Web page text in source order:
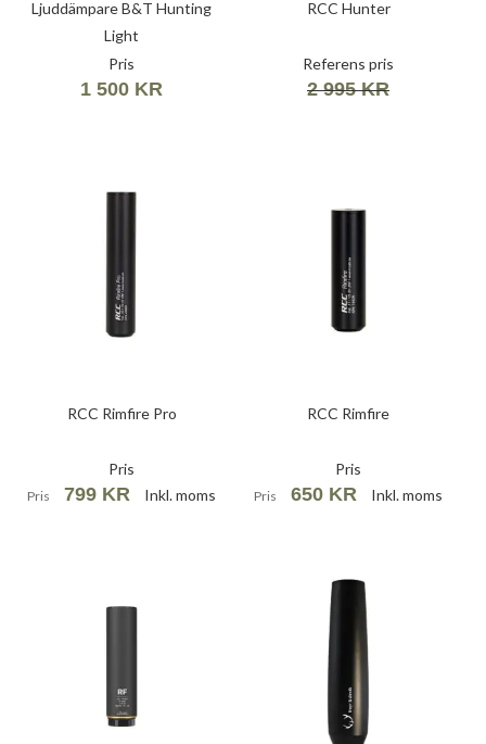
Ljuddämpare B&T Hunting
Light
Pris
1 500 KR
RCC Hunter
Referens pris
2 995 KR
RCC Rimfire Pro
Pris
Pris 799 KR Inkl. moms
RCC Rimfire
Pris
Pris 650 KR Inkl. moms